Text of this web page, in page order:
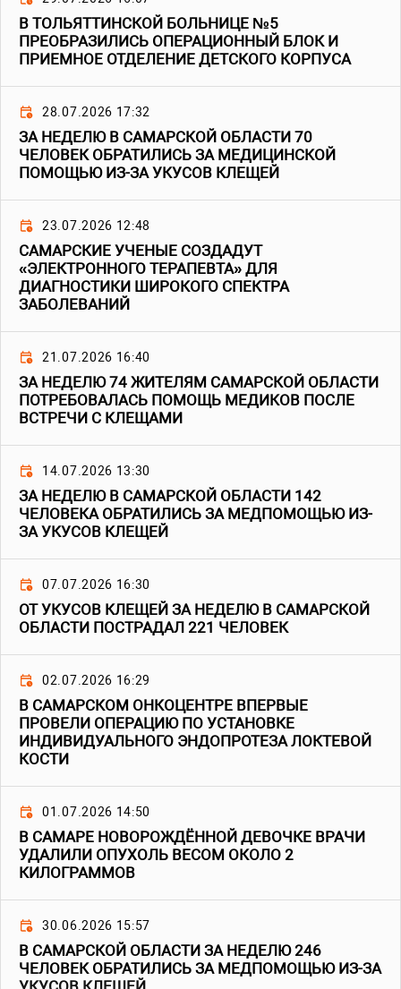
В ТОЛЬЯТТИНСКОЙ БОЛЬНИЦЕ №5
ПРЕОБРАЗИЛИСЬ ОПЕРАЦИОННЫЙ БЛОК И
ПРИЕМНОЕ ОТДЕЛЕНИЕ ДЕТСКОГО КОРПУСА
28.07.2026 17:32
ЗА НЕДЕЛЮ В САМАРСКОЙ ОБЛАСТИ 70
ЧЕЛОВЕК ОБРАТИЛИСЬ ЗА МЕДИЦИНСКОЙ
ПОМОЩЬЮ ИЗ-ЗА УКУСОВ КЛЕЩЕЙ
23.07.2026 12:48
САМАРСКИЕ УЧЕНЫЕ СОЗДАДУТ
«ЭЛЕКТРОННОГО ТЕРАПЕВТА» ДЛЯ
ДИАГНОСТИКИ ШИРОКОГО СПЕКТРА
ЗАБОЛЕВАНИЙ
21.07.2026 16:40
ЗА НЕДЕЛЮ 74 ЖИТЕЛЯМ САМАРСКОЙ ОБЛАСТИ
ПОТРЕБОВАЛАСЬ ПОМОЩЬ МЕДИКОВ ПОСЛЕ
ВСТРЕЧИ С КЛЕЩАМИ
14.07.2026 13:30
ЗА НЕДЕЛЮ В САМАРСКОЙ ОБЛАСТИ 142
ЧЕЛОВЕКА ОБРАТИЛИСЬ ЗА МЕДПОМОЩЬЮ ИЗ-
ЗА УКУСОВ КЛЕЩЕЙ
07.07.2026 16:30
ОТ УКУСОВ КЛЕЩЕЙ ЗА НЕДЕЛЮ В САМАРСКОЙ
ОБЛАСТИ ПОСТРАДАЛ 221 ЧЕЛОВЕК
02.07.2026 16:29
В САМАРСКОМ ОНКОЦЕНТРЕ ВПЕРВЫЕ
ПРОВЕЛИ ОПЕРАЦИЮ ПО УСТАНОВКЕ
ИНДИВИДУАЛЬНОГО ЭНДОПРОТЕЗА ЛОКТЕВОЙ
КОСТИ
01.07.2026 14:50
В САМАРЕ НОВОРОЖДЁННОЙ ДЕВОЧКЕ ВРАЧИ
УДАЛИЛИ ОПУХОЛЬ ВЕСОМ ОКОЛО 2
КИЛОГРАММОВ
30.06.2026 15:57
В САМАРСКОЙ ОБЛАСТИ ЗА НЕДЕЛЮ 246
ЧЕЛОВЕК ОБРАТИЛИСЬ ЗА МЕДПОМОЩЬЮ ИЗ-ЗА